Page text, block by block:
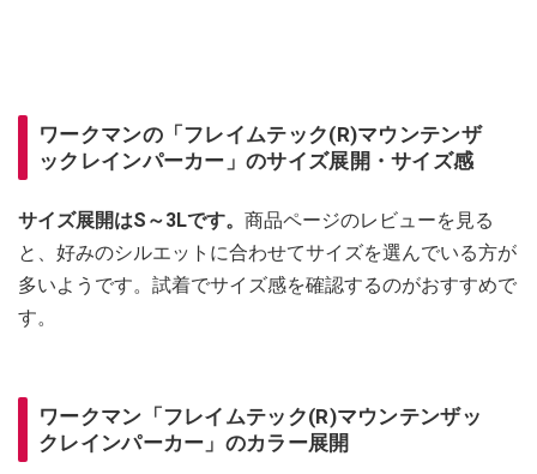
ワークマンの「フレイムテック(R)マウンテンザ
ックレインパーカー」のサイズ展開・サイズ感
サイズ展開はS～3Lです。 商品ページのレビューを見る
と、好みのシルエットに合わせてサイズを選んでいる方が
多いようです。試着でサイズ感を確認するのがおすすめで
す。
ワークマン「フレイムテック(R)マウンテンザッ
クレインパーカー」のカラー展開